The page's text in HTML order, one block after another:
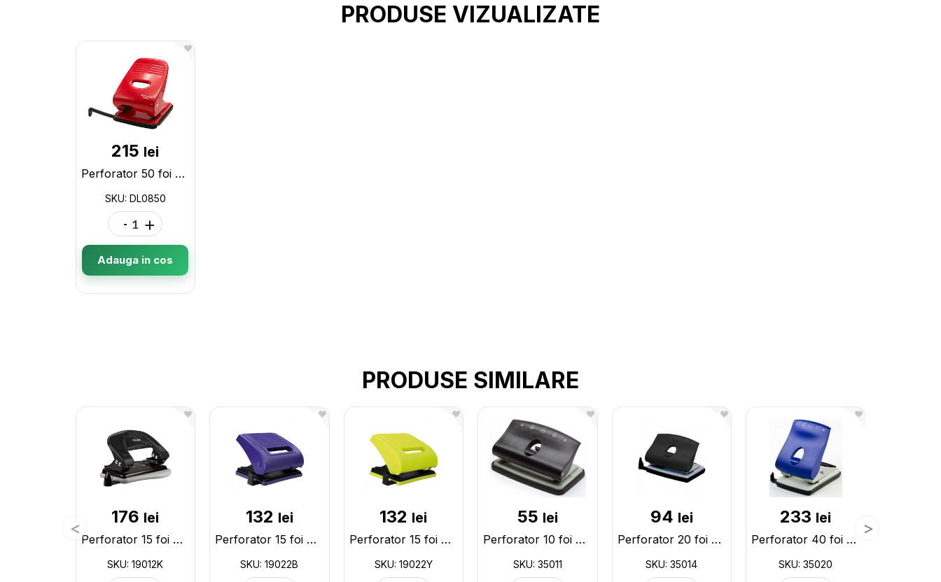
PRODUSE VIZUALIZATE
215 lei
Perforator 50 foi DL metal DL0850
SKU: DL0850
- +
Adauga in cos
PRODUSE SIMILARE
176 lei
Perforator 15 foi Milan metal negru 19012K
SKU: 19012K
132 lei
Perforator 15 foi Milan plastic Albastru 19022B
SKU: 19022B
132 lei
Perforator 15 foi Milan plastic galben neon 19022Y
SKU: 19022Y
55 lei
Perforator 10 foi OfficeForce plastic 35011
SKU: 35011
94 lei
Perforator 20 foi OfficeForce plastic 35014
SKU: 35014
233 lei
Perforator 40 foi OfficeForce plastic 35020
SKU: 35020